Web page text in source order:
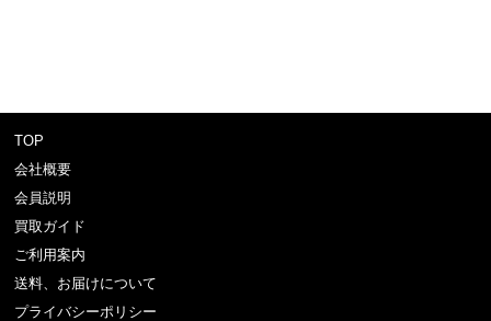
TOP
会社概要
会員説明
買取ガイド
ご利用案内
送料、お届けについて
プライバシーポリシー